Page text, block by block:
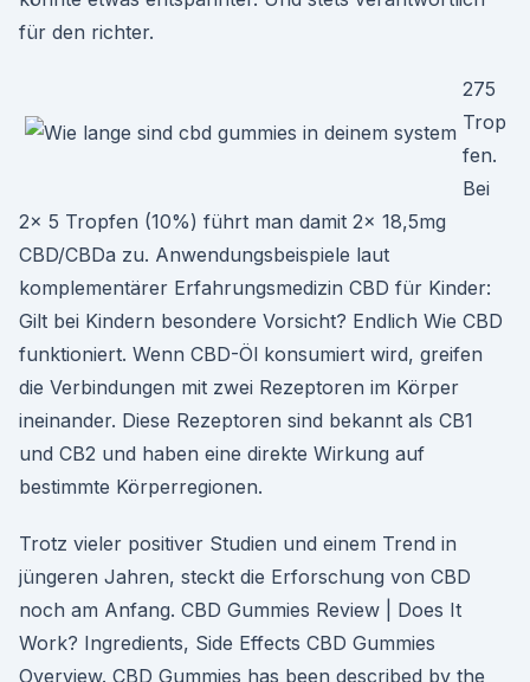
für den richter.
275
Trop
fen.
Bei
2x 5 Tropfen (10%) führt man damit 2x 18,5mg
CBD/CBDa zu. Anwendungsbeispiele laut
komplementärer Erfahrungsmedizin CBD für Kinder:
Gilt bei Kindern besondere Vorsicht? Endlich Wie CBD
funktioniert. Wenn CBD-Öl konsumiert wird, greifen
die Verbindungen mit zwei Rezeptoren im Körper
ineinander. Diese Rezeptoren sind bekannt als CB1
und CB2 und haben eine direkte Wirkung auf
bestimmte Körperregionen.
Trotz vieler positiver Studien und einem Trend in
jüngeren Jahren, steckt die Erforschung von CBD
noch am Anfang. CBD Gummies Review | Does It
Work? Ingredients, Side Effects CBD Gummies
Overview. CBD Gummies has been described by the